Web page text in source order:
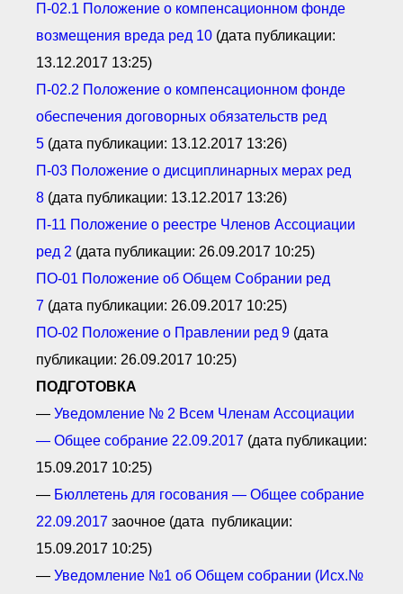
П-02.1 Положение о компенсационном фонде
возмещения вреда ред 10 (дата публикации:
13.12.2017 13:25)
П-02.2 Положение о компенсационном фонде
обеспечения договорных обязательств ред
5 (дата публикации: 13.12.2017 13:26)
П-03 Положение о дисциплинарных мерах ред
8 (дата публикации: 13.12.2017 13:26)
П-11 Положение о реестре Ч ленов Ассоциации
ред 2 (дата публикации: 26.09.2017 10:25)
ПО-01 Положение об Общем Собрании ред
7 (дата публикации: 26.09.2017 10:25)
ПО-02 Положение о П равлении ред 9 (дата
публикации: 26.09.2017 10:25)
ПОДГОТОВКА
— Уведомление № 2 Всем Ч ленам Ассоциации
— Общее собрание 22.09.2017 (дата публикации:
15.09.2017 10:25)
— Бюллетень для госования — Общее собрание
22.09.2017 заочное (дата публикации:
15.09.2017 10:25)
— Уведомление №1 об Общем собрании (Исх.№